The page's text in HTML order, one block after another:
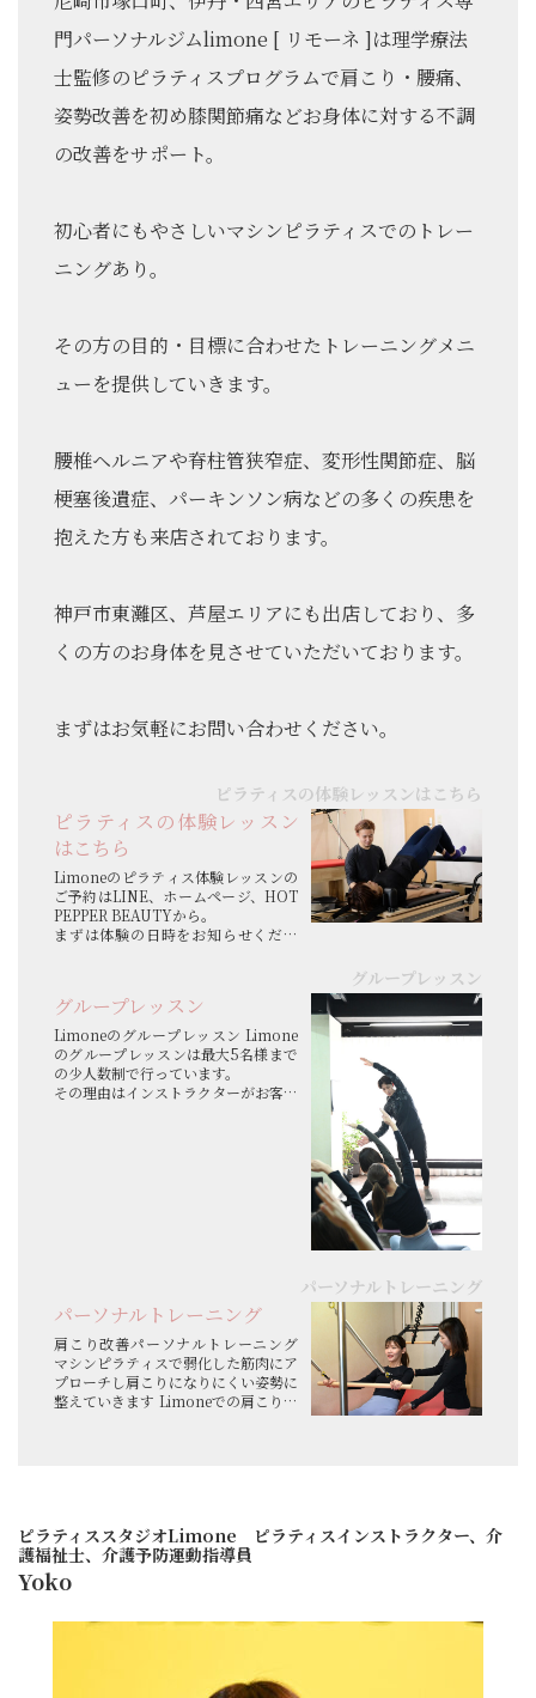
門パーソナルジムlimone [ リモーネ ]は理学療法
士監修のピラティスプログラムで肩こり・腰痛、
姿勢改善を初め膝関節痛などお身体に対する不調
の改善をサポート。
初心者にもやさしいマシンピラティスでのトレー
ニングあり。
その方の目的・目標に合わせたトレーニングメニ
ューを提供していきます。
腰椎ヘルニアや脊柱管狭窄症、変形性関節症、脳
梗塞後遺症、パーキンソン病などの多くの疾患を
抱えた方も来店されております。
神戸市東灘区、芦屋エリアにも出店しており、多
くの方のお身体を見させていただいております。
まずはお気軽にお問い合わせください。
ピラティスの体験レッスンはこちら
ピラティスの体験レッスン
はこちら
Limoneのピラティス体験レッスンの
ご予約はLINE、ホームページ、HOT
PEPPER BEAUTYから。
まずは体験の日時をお知らせくださ
当カウンセリングシートのご記入を持
って本登録となります。 マシンピラ...
グループレッスン
グループレッスン
Limoneのグループレッスン Limone
のグループレッスンは最大5名様まで
の少人数制で行っています。
その理由はインストラクターがお客様
パーソナルトレーニング
パーソナルトレーニング
肩こり改善パーソナルトレーニング
マシンピラティスで弱化した筋肉にア
プローチし肩こりになりにくい姿勢に
整えていきます Limoneでの肩こりの
ピラティススタジオLimone ピラティスインストラクター、介
護福祉士、介護予防運動指導員
Yoko